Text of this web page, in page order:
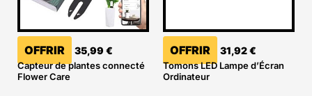
OFFRIR 35,99 €
Capteur de plantes connecté
Flower Care
OFFRIR 31,92€
Tomons LED Lampe d’Écran
Ordinateur